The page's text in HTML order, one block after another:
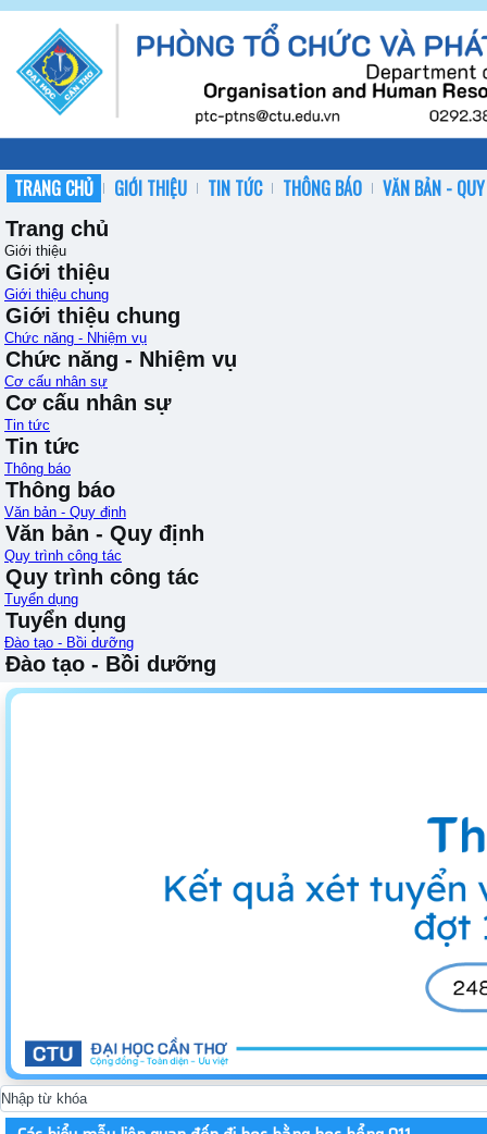
TRANG CHỦ GIỚI THIỆU TIN TỨC THÔNG BÁO VĂN BẢN -
Trang chủ
Giới thiệu
Giới thiệu
Giới thiệu chung
Giới thiệu chung
Chức năng - Nhiệm vụ
Chức năng - Nhiệm vụ
Cơ cấu nhân sự
Cơ cấu nhân sự
Tin tức
Tin tức
Thông báo
Thông báo
Văn bản - Quy định
Văn bản - Quy định
Quy trình công tác
Quy trình công tác
Tuyển dụng
Tuyển dụng
Đào tạo - Bồi dưỡng
Đào tạo - Bồi dưỡng